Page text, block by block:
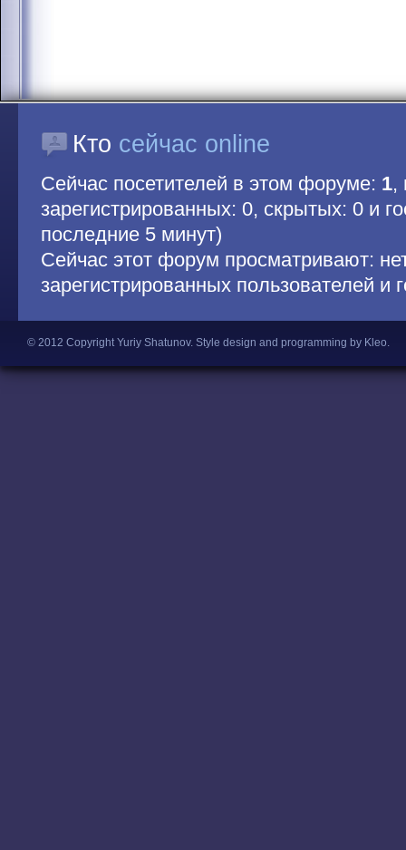
Кто сейчас online
Сейчас посетителей в этом форуме: 1,
зарегистрированных: 0, скрытых: 0 и
последние 5 минут)
Сейчас этот форум просматривают:
зарегистрированных пользователей и
© 2012 Copyright Yuriy Shatunov. Style design and programming by Kleo.